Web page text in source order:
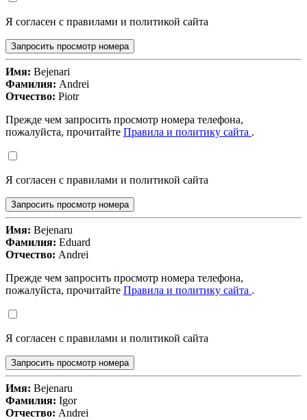
Я согласен с правилами и политикой сайта
Запросить просмотр номера
Имя: Bejenari
Фамилия: Andrei
Отчество: Piotr
Прежде чем запросить просмотр номера телефона,
пожалуйста, прочитайте Правила и политику сайта .
Я согласен с правилами и политикой сайта
Запросить просмотр номера
Имя: Bejenaru
Фамилия: Eduard
Отчество: Andrei
Прежде чем запросить просмотр номера телефона,
пожалуйста, прочитайте Правила и политику сайта .
Я согласен с правилами и политикой сайта
Запросить просмотр номера
Имя: Bejenaru
Фамилия: Igor
Отчество: Andrei